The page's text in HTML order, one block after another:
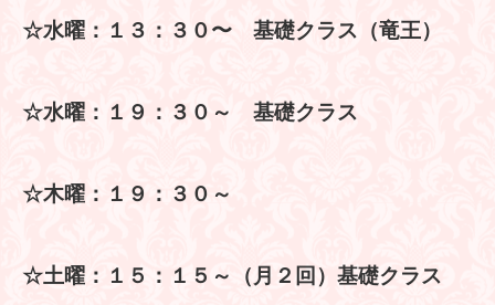
☆水曜：１３：３０〜 基礎クラス（竜王）
☆水曜： １９：３０～ 基礎クラス
☆木曜：１９：３０～
☆土曜：１５：１５～（月２回）基礎クラス